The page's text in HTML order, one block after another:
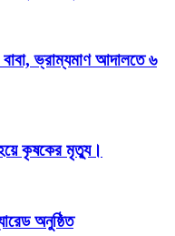
ভ্রাম্যমাণ আদালতে ৬
হয়ে কৃষকের মৃত্যু।
অনুষ্ঠিত